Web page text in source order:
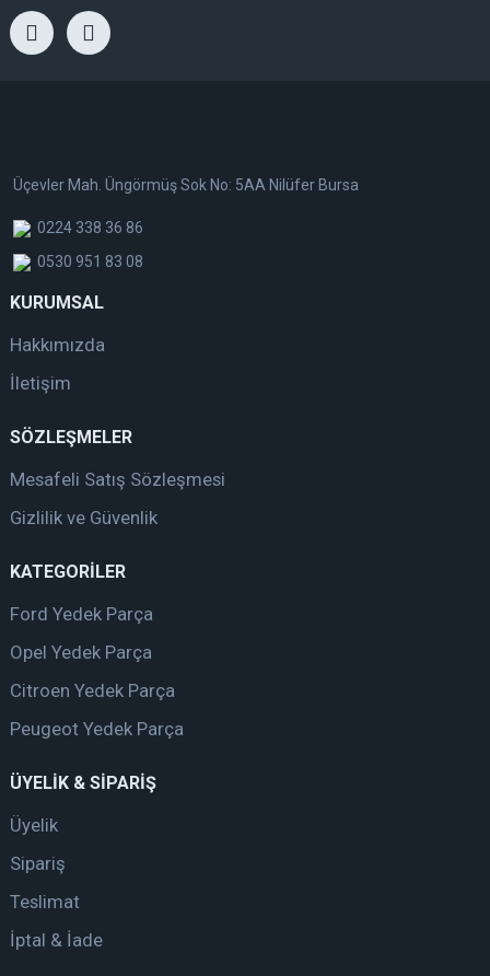
Üçevler Mah. Üngörmüş Sok No: 5AA Nilüfer Bursa
0224 338 36 86
0530 951 83 08
KURUMSAL
Hakkımızda
İletişim
SÖZLEŞMELER
Mesafeli Satış Sözleşmesi
Gizlilik ve Güvenlik
KATEGORİLER
Ford Yedek Parça
Opel Yedek Parça
Citroen Yedek Parça
Peugeot Yedek Parça
ÜYELİK & SİPARİŞ
Üyelik
Sipariş
Teslimat
İptal & İade